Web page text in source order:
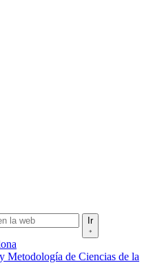
Ir
Metodología de Ciencias de la